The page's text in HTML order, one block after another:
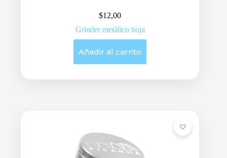
$12,00
Grinder metàlico hoja
Añadir al carrito